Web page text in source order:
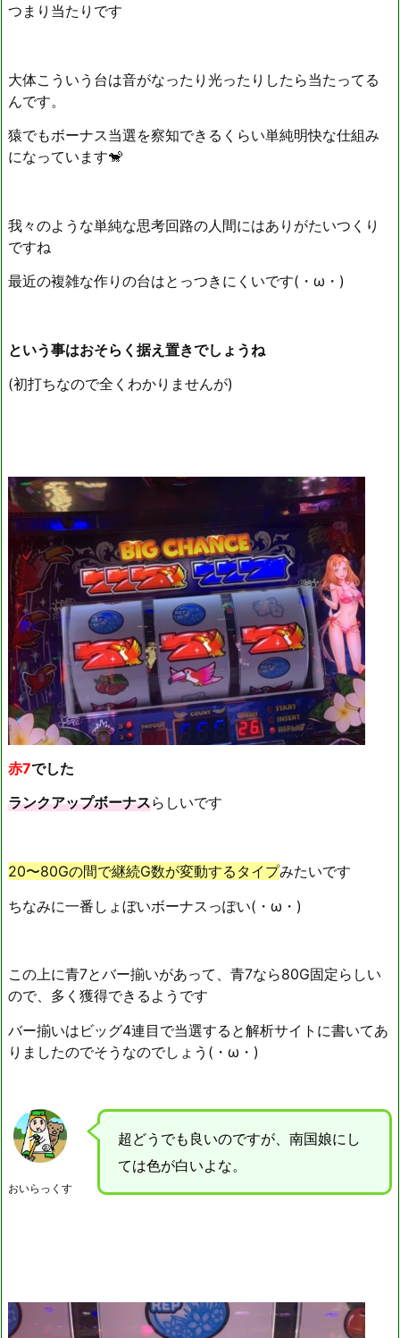
つまり当たりです
大体こういう台は音がなったり光ったりしたら当たってる
んです。
猿でもボーナス当選を察知できるくらい単純明快な仕組み
になっています🐒
我々のような単純な思考回路の人間にはありがたいつくり
ですね
最近の複雑な作りの台はとっつきにくいです(・ω・)
という事はおそらく据え置きでしょうね
(初打ちなので全くわかりませんが)
赤7でした
ランクアップボーナスらしいです
20〜80Gの間で継続G数が変動するタイプみたいです
ちなみに一番しょぼいボーナスっぽい(・ω・)
この上に青7とバー揃いがあって、青7なら80G固定らしい
ので、多く獲得できるようです
バー揃いはビッグ4連目で当選すると解析サイトに書いてあ
りましたのでそうなのでしょう(・ω・)
おいらっくす
超どうでも良いのですが、南国娘にし
ては色が白いよな。